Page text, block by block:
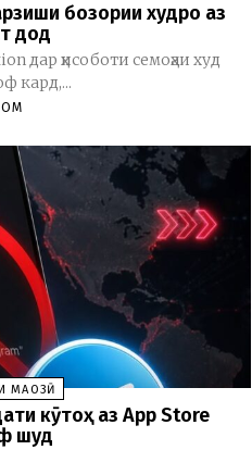
бозории худро аз
дод
дар ҳисоботи семоҳаи худ
кард,...
МАҶОЗӢ
кӯтоҳ аз App Store
шуд